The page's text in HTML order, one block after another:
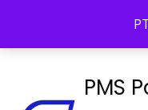
PMS